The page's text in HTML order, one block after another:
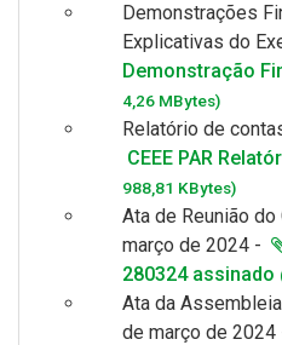
Demonstrações
Explicativas do
Demonstração
4,26 MBytes)
Relatório de
CEEE PAR
988,81 KBytes)
Ata de Reunião
março de 2024 -
280324 assinado
Ata da
de março de 2024